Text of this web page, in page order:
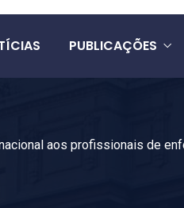
PUBLICAÇÕES
aos profissionais de